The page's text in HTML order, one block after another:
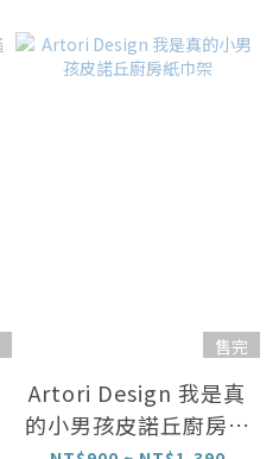
售完
Artori Design 我是真
的小男孩皮諾丘廚房紙